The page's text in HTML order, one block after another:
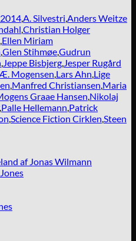
,A. Silvestri,Anders Weitze
,Christian Holger
,Ellen Miriam
,Glen Stihmøe,Gudrun
,Jeppe Bisbjerg,Jesper Rugård
Mogensen,Lars Ahn,Lige
,Manfred Christiansen,Maria
Graae Hansen,Nikolaj
,Palle Hellemann,Patrick
,Science Fiction Cirklen,Steen
af Jonas Wilmann